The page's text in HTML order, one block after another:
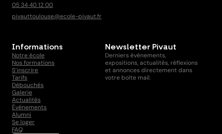
05 34 40 12 00
pivauttoulouse@ecole-pivaut.fr
Informations
Notre école
Nos formations
S’inscrire
Tarifs
Débouchés
Galerie
Actualités
Événements
Alumni
Se loger
FAQ
Newsletter Pivaut
Derniers évènements,
expositions, actualités, réflexions
et annonces directement dans
votre boîte mail.